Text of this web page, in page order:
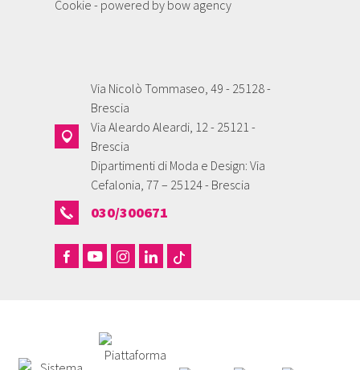
Cookie - powered by bow agency
Via Nicolò Tommaseo, 49 - 25128 -
Brescia
Via Aleardo Aleardi, 12 - 25121 -
Brescia
Dipartimenti di Moda e Design: Via
Cefalonia, 77 – 25124 - Brescia
030/300671